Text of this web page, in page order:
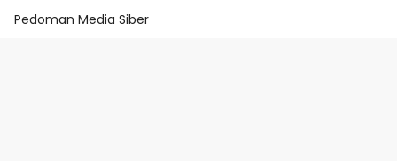
Pedoman Media Siber